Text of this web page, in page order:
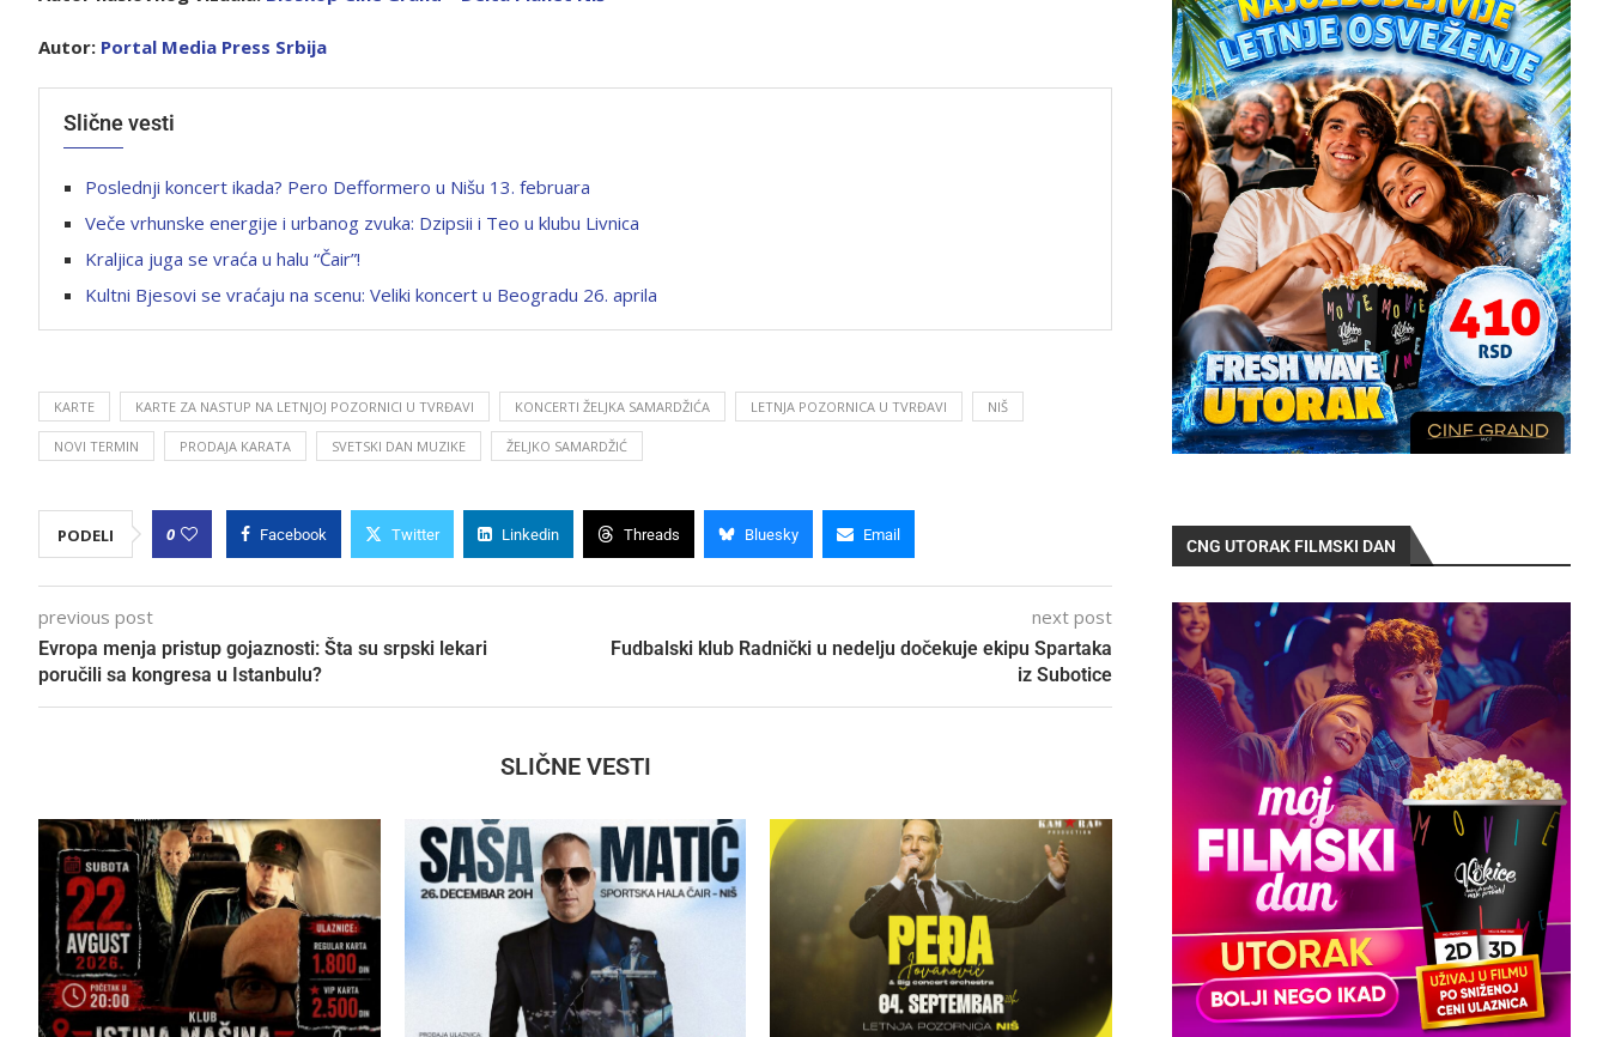
Autor: Portal Media Press Srbija
Slične vesti
Poslednji koncert ikada? Pero Defformero u Nišu 13. februara
Veče vrhunske energije i urbanog zvuka: Dzipsii i Teo u klubu Livnica
Kraljica juga se vraća u halu “Čair”!
Kultni Bjesovi se vraćaju na scenu: Veliki koncert u Beogradu 26. aprila
KARTE KARTE ZA NASTUP NA LETNJOJ POZORNICI U TVRĐAVI KONCERTI ŽELJKA SAMARDŽIĆA LETNJA POZORNICA U TVRĐAVI NIŠ
NOVI TERMIN PRODAJA KARATA SVETSKI DAN MUZIKE ŽELJKO SAMARDŽIĆ
PODELI 0 Facebook Twitter Linkedin Threads Bluesky Email
previous post
Evropa menja pristup gojaznosti: Šta su srpski lekari
poručili sa kongresa u Istanbulu?
next post
Fudbalski klub Radnički u nedelju dočekuje ekipu Spartaka
iz Subotice
SLIČNE VESTI
CNG UTORAK FILMSKI DAN